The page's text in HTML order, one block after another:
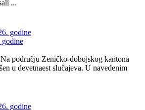
...
godine
području Zeničko-dobojskog kantona
u devetnaest slučajeva. U navedenim